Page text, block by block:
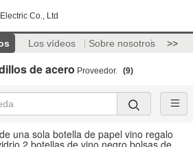
Co., Ltd
Los vídeos Sobre nosotros >>
de acero Proveedor. (9)
una sola botella de papel vino regalo
2 botellas de vino negro bolsas de